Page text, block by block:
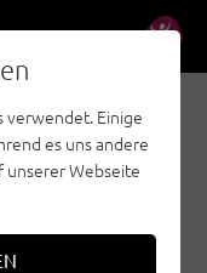
ZUM
Sportklettern
verwendet. Einige
es uns andere
Webseite